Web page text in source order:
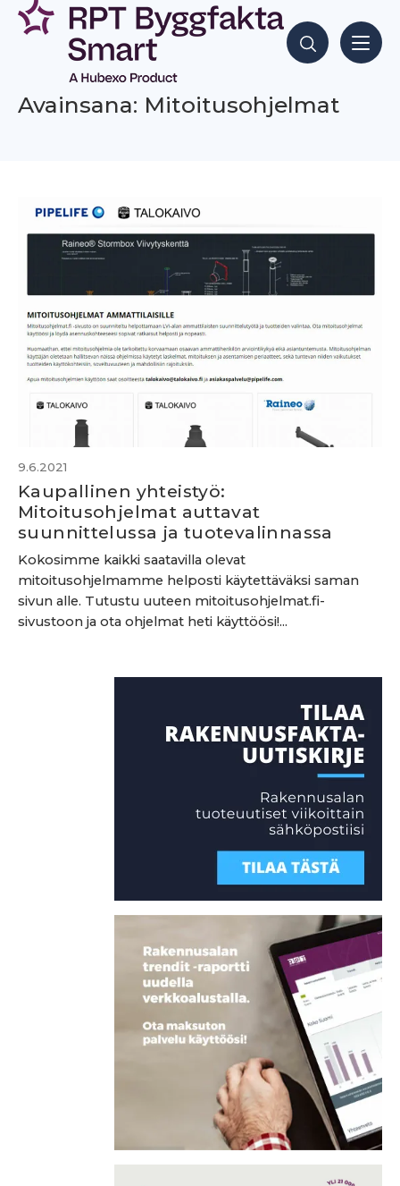
Siirry
sisältöön
Hae sisältöjä
Avainsana: Mitoitusohjelmat
9.6.2021
Kaupallinen yhteistyö:
Mitoitusohjelmat auttavat
suunnittelussa ja tuotevalinnassa
Kokosimme kaikki saatavilla olevat
mitoitusohjelmamme helposti käytettäväksi saman
sivun alle. Tutustu uuteen mitoitusohjelmat.fi-
sivustoon ja ota ohjelmat heti käyttöösi!...